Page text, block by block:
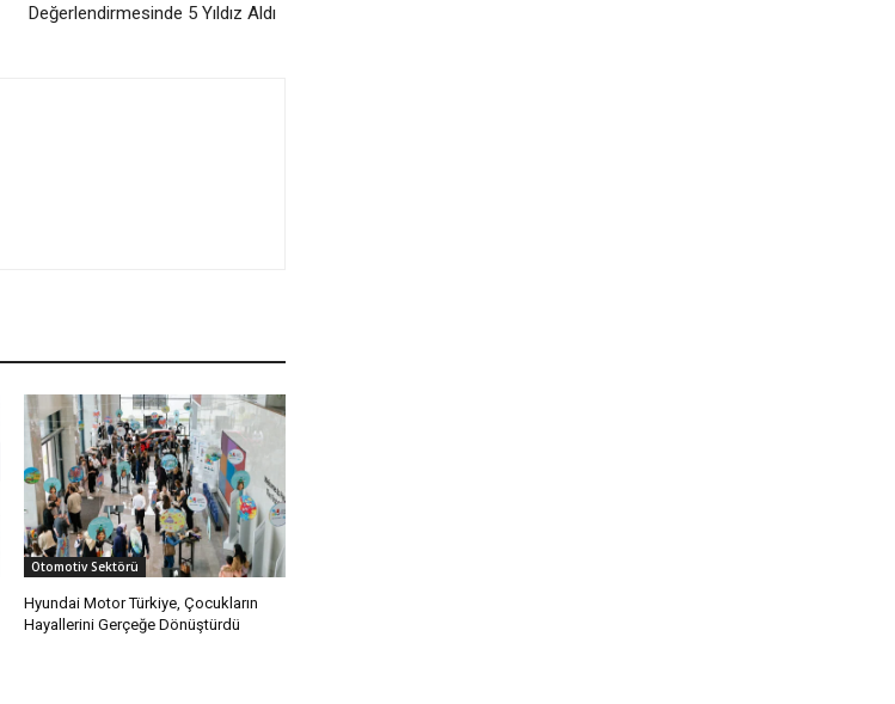
Değerlendirmesinde 5 Yıldız Aldı
Otomotiv Sektörü
Hyundai Motor Türkiye, Çocukların
Hayallerini Gerçeğe Dönüştürdü